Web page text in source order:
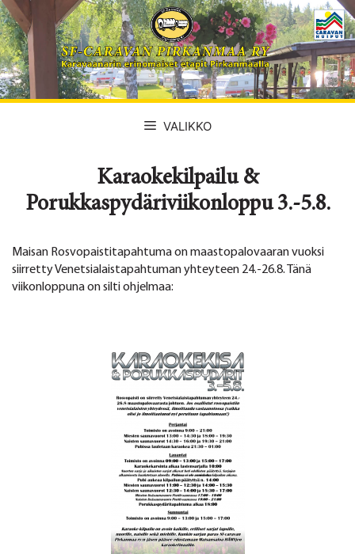
Siirry
sisältöön
VALIKKO
Karaokekilpailu &
Porukkaspydäriviikonloppu 3.-5.8.
Maisan Rosvopaistitapahtuma on maastopalovaaran vuoksi
siirretty Venetsialaistapahtuman yhteyteen 24.-26.8. Tänä
viikonloppuna on silti ohjelmaa: